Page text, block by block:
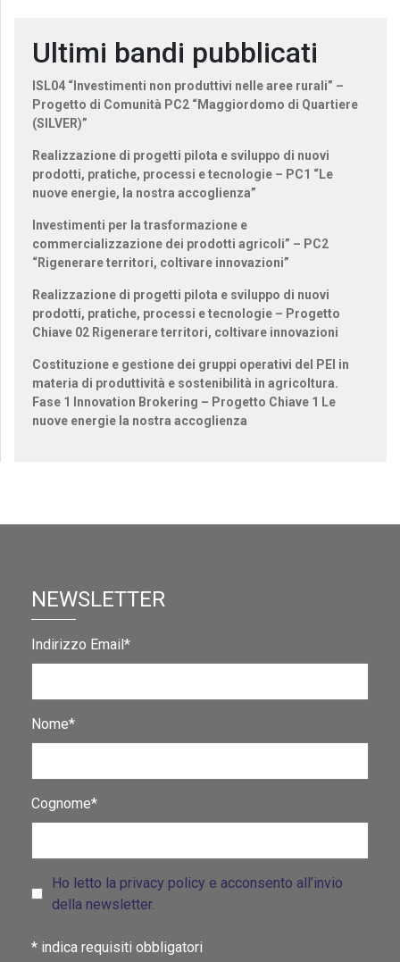
Ultimi bandi pubblicati
ISL04 “Investimenti non produttivi nelle aree rurali” –
Progetto di Comunità PC2 “Maggiordomo di Quartiere
(SILVER)”
Realizzazione di progetti pilota e sviluppo di nuovi
prodotti, pratiche, processi e tecnologie – PC1 “Le
nuove energie, la nostra accoglienza”
Investimenti per la trasformazione e
commercializzazione dei prodotti agricoli” – PC2
“Rigenerare territori, coltivare innovazioni”
Realizzazione di progetti pilota e sviluppo di nuovi
prodotti, pratiche, processi e tecnologie – Progetto
Chiave 02 Rigenerare territori, coltivare innovazioni
Costituzione e gestione dei gruppi operativi del PEI in
materia di produttività e sostenibilità in agricoltura.
Fase 1 Innovation Brokering – Progetto Chiave 1 Le
nuove energie la nostra accoglienza
NEWSLETTER
Indirizzo Email*
Nome*
Cognome*
Ho letto la privacy policy e acconsento all’invio
della newsletter.
* indica requisiti obbligatori